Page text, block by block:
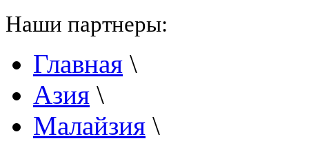
Наши партнеры:
Главная \
Азия \
Малайзия \